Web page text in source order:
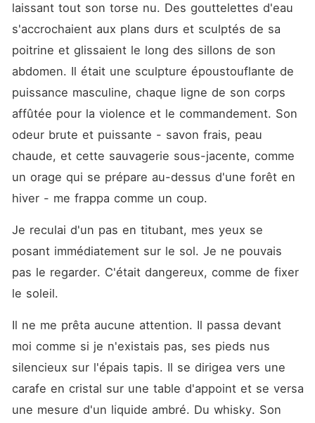
laissant tout son torse nu. Des gouttelettes d'eau
s'accrochaient aux plans durs et sculptés de sa
poitrine et glissaient le long des sillons de son
abdomen. Il était une sculpture époustouflante de
puissance masculine, chaque ligne de son corps
affûtée pour la violence et le commandement. Son
odeur brute et puissante - savon frais, peau
chaude, et cette sauvagerie sous-jacente, comme
un orage qui se prépare au-dessus d'une forêt en
hiver - me frappa comme un coup.
Je reculai d'un pas en titubant, mes yeux se
posant immédiatement sur le sol. Je ne pouvais
pas le regarder. C'était dangereux, comme de fixer
le soleil.
Il ne me prêta aucune attention. Il passa devant
moi comme si je n'existais pas, ses pieds nus
silencieux sur l'épais tapis. Il se dirigea vers une
carafe en cristal sur une table d'appoint et se versa
une mesure d'un liquide ambré. Du whisky. Son